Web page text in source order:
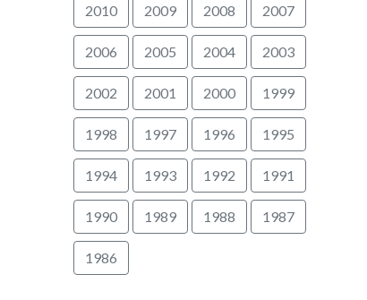
2010 2009 2008 2007
2006 2005 2004 2003
2002 2001 2000 1999
1998 1997 1996 1995
1994 1993 1992 1991
1990 1989 1988 1987
1986